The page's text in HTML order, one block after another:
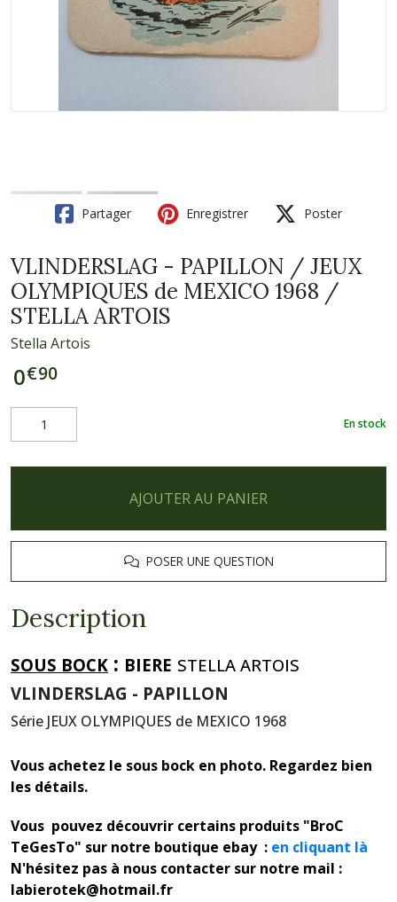
Partager Enregistrer Poster
VLINDERSLAG - PAPILLON / JEUX
OLYMPIQUES de MEXICO 1968 /
STELLA ARTOIS
Stella Artois
0€90
En stock
AJOUTER AU PANIER
POSER UNE QUESTION
Description
SOUS BOCK : BIERE STELLA ARTOIS
VLINDERSLAG - PAPILLON
Série JEUX OLYMPIQUES de MEXICO 1968
Vous achetez le sous bock en photo. Regardez bien
les détails.
Vous pouvez découvrir certains produits "BroC
TeGesTo" sur notre boutique ebay : en cliquant là
N'hésitez pas à nous contacter sur notre mail :
labierotek@hotmail.fr